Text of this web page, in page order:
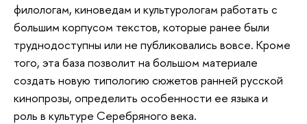
филологам, киноведам и культурологам работать с
большим корпусом текстов, которые ранее были
труднодоступны или не публиковались вовсе. Кроме
того, эта база позволит на большом материале
создать новую типологию сюжетов ранней русской
кинопрозы, определить особенности ее языка и
роль в культуре Серебряного века.